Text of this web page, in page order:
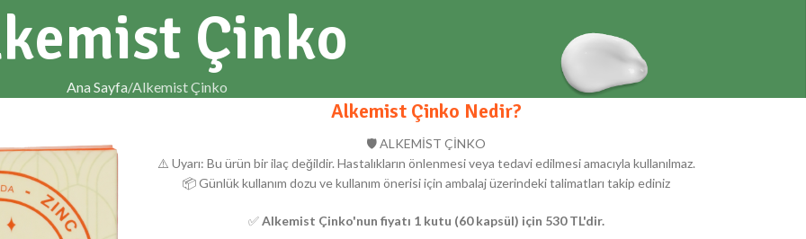
Çinko
Ana Sayfa Alkemist Çinko
Alkemist Çinko Nedir?
🛡️ ALKEMİST ÇİNKO
⚠️ Uyarı: Bu ürün bir ilaç değildir. Hastalıkların önlenmesi veya tedavi edilmesi amacıyla kullanılmaz.
📦 Günlük kullanım dozu ve kullanım önerisi için ambalaj üzerindeki talimatları takip ediniz
✅Alkemist Çinko'nun fiyatı 1 kutu (60 kapsül) için 530 TL'dir.